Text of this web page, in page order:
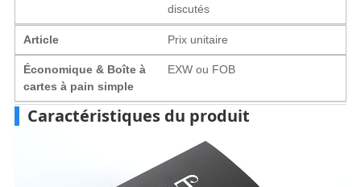
discutés
Article Prix ​​unitaire
Économique & Boîte à
cartes à pain simple
EXW ou FOB
Caractéristiques du produit